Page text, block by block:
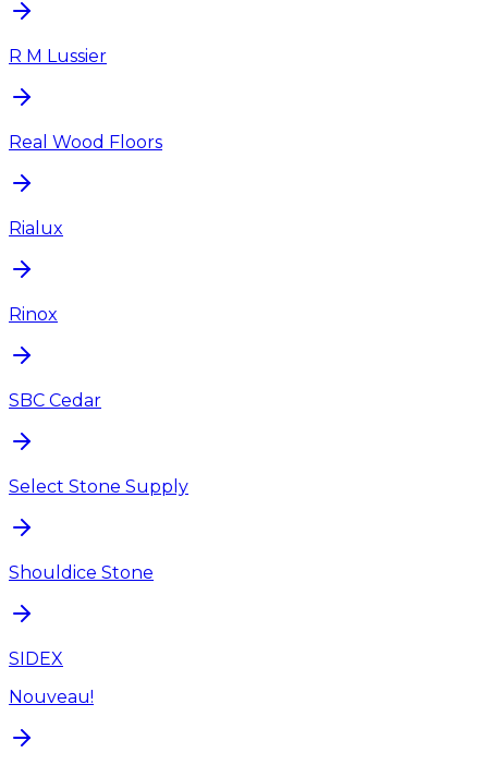
R M Lussier
Real Wood Floors
Rialux
Rinox
SBC Cedar
Select Stone Supply
Shouldice Stone
SIDEX
Nouveau!